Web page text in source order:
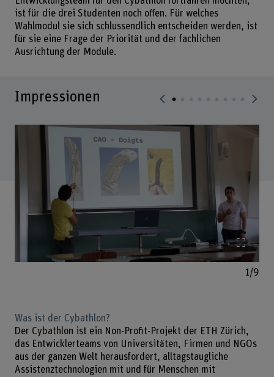
ist für die drei Studenten noch offen. Für welches
Wahlmodul sie sich schlussendlich entscheiden werden, ist
für sie eine Frage der Priorität und der fachlichen
Ausrichtung der Module.
Impressionen
Bild
1/9
Was ist der Cybathlon?
Der Cybathlon ist ein Non-Profit-Projekt der ETH Zürich,
das Entwicklerteams von Universitäten, Firmen und NGOs
aus der ganzen Welt herausfordert, alltagstaugliche
Assistenztechnologien mit und für Menschen mit